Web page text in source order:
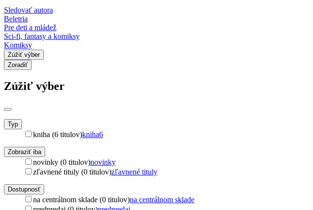
Sledovať autora
Beletria
Pre deti a mládež
Sci-fi, fantasy a komiksy
Komiksy
Zúžiť výber
Zoradiť
Zúžiť výber
Typ
kniha (6 titulov)kniha6
Zobraziť iba
novinky (0 titulov)novinky
zľavnené tituly (0 titulov)zľavnené tituly
Dostupnosť
na centrálnom sklade (0 titulov)na centrálnom sklade